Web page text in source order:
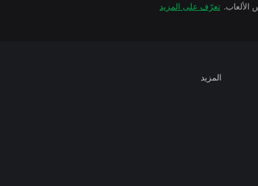
الألعاب. تعرّف على المزيد
المزيد